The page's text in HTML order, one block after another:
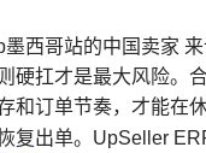
墨西哥站的中国卖家
硬扛才是最大风险。
和订单节奏，才能在
复出单。 UpSeller